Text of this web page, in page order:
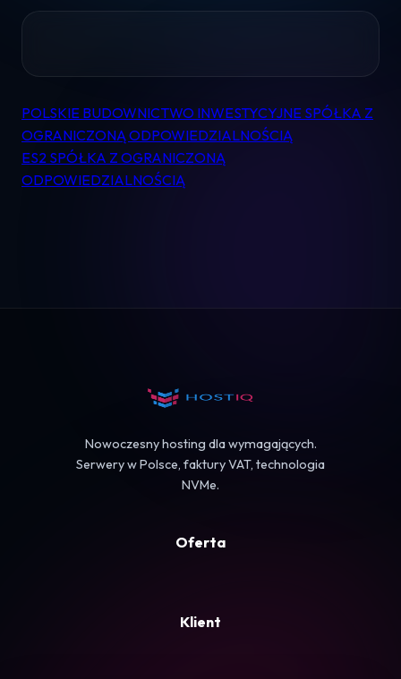
Pomoc
Kontakt
Nawigacja
wpisu
POLSKIE BUDOWNICTWO INWESTYCYJNE SPÓŁKA Z
OGRANICZONĄ ODPOWIEDZIALNOŚCIĄ
ES2 SPÓŁKA Z OGRANICZONĄ
ODPOWIEDZIALNOŚCIĄ
Nowoczesny hosting dla wymagających.
Serwery w Polsce, faktury VAT, technologia
NVMe.
Oferta
Klient